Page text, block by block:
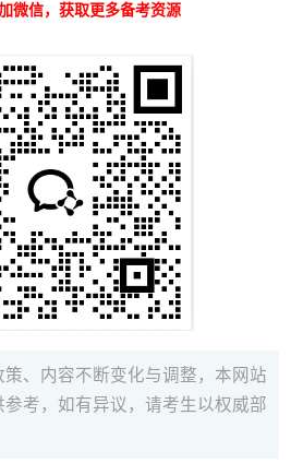
微信，获取更多备考资源
、内容不断变化与调整，本网站
考，如有异议，请考生以权威部